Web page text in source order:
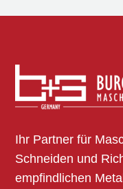
Ihr Partner für
Schneiden und
empfindlichen